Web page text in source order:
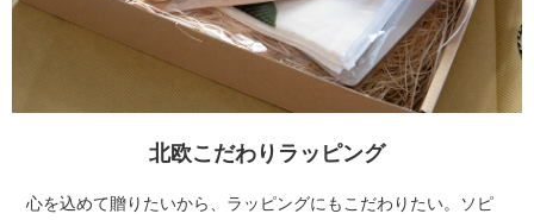
北欧こだわりラッピング
心を込めて贈りたいから、ラッピングにもこだわりたい。ソピ